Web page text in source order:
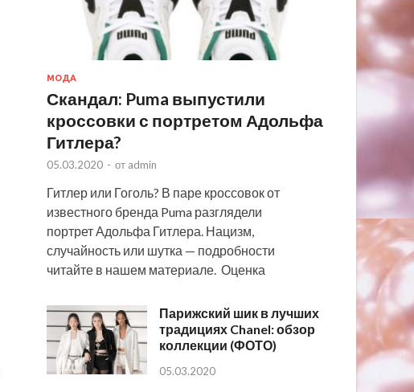
МОДА
Скандал: Puma выпустили
кроссовки с портретом Адольфа
Гитлера?
05.03.2020 - от admin
Гитлер или Гоголь? В паре кроссовок от
известного бренда Puma разглядели
портрет Адольфа Гитлера. Нацизм,
случайность или шутка — подробности
читайте в нашем материале. Оценка
Парижский шик в лучших
традициях Chanel: обзор
коллекции (ФОТО)
05.03.2020